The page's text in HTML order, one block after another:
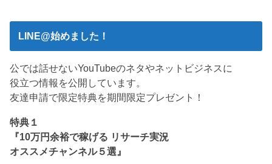
LINE@始めました！
公では話せないYouTubeのネタやネットビジネスに
役立つ情報を公開しています。
友達申請で限定特典を期間限定プレゼント！
特典１
『10万円余裕で稼げる リサーチ実況
オススメチャンネル５選』